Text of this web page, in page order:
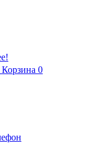
Корзина 0